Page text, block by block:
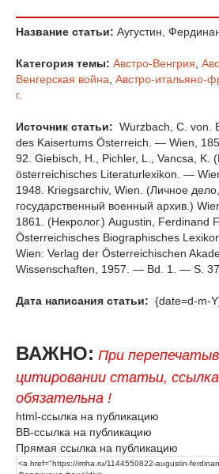
Название статьи: Аугустин,
Категория темы: Австро-Венгрия
Венгерская война Австро-итальяно-
г.
Источник статьи: Wurzbach, C. von.
des Kaisertums Österreich. — Wien,
92. Giebisch, H., Pichler, L., Vancsa, K.
österreichisches Literaturlexikon. —
1948. Kriegsarchiv, Wien. (Личное
государственный военный архив.)
1861. (Некролог.) Augustin, Ferdinand
Österreichisches Biographisches
Wien: Verlag der Österreichischen
Wissenschaften, 1957. — Bd. 1. — S. 37.
Дата написания статьи: {date=d-m-
ВАЖНО: При
цитировании статьи,
обязательна !
html-ссылка на публикацию
BB-ссылка на публикацию
Прямая ссылка на публикацию